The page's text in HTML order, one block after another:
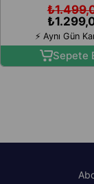
Sepete
⚡ Aynı Gün